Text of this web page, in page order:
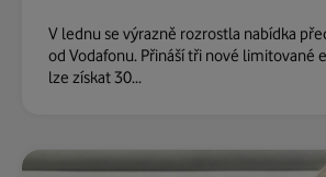
V lednu se výrazně rozrostla nabídka
od Vodafonu. Přináší tři nové limitované
lze získat 30...